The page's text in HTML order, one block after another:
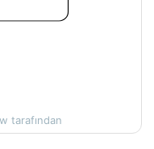
/ $1,0007585
tarafından